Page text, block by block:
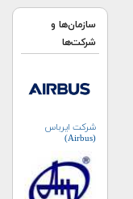
سازمان‌ها و
شرکت‌ها
شرکت ایرباس
(Airbus)